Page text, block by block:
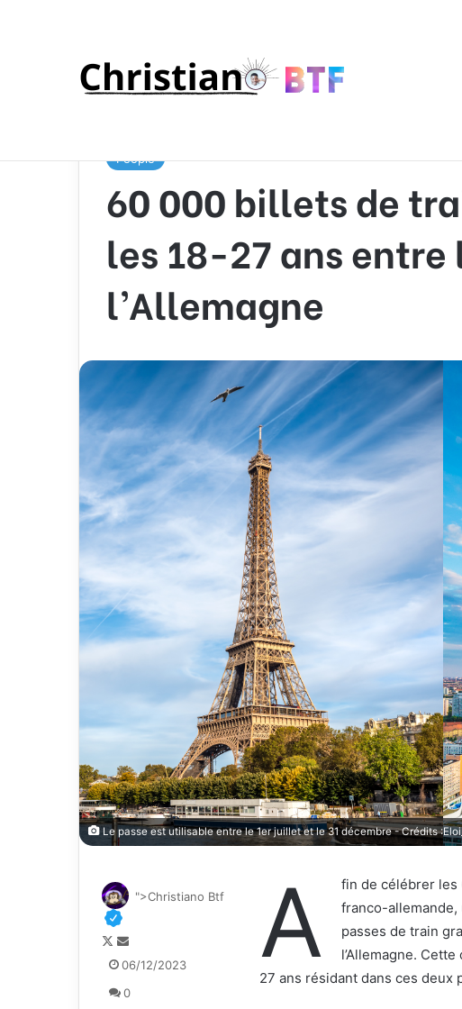
People
60 000 billets de
les 18-27 ans entre
l’Allemagne
Le passe est utilisable entre le 1er juillet et le 31 décembre - Crédits
A
fin de célébrer les
franco-
passes de train
l’Allemagne.
27 ans résidant dans ces deux
">Christiano Btf
F
o
l
n
o
06/12/2023
0